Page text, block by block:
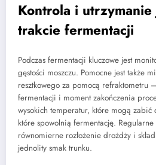
Kontrola i
trakcie fermentacji
Podczas fermentacji kluczowe jest
gęstości moszczu. Pomocne jest także
resztkowego za pomocą refraktometru
fermentacji i moment zakończenia
wysokich temperatur, które mogą zabić
które spowolnią fermentację.
równomierne rozłożenie drożdży i
jednolity smak trunku.